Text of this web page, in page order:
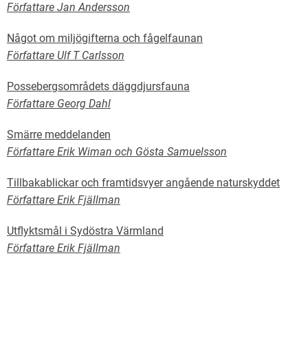
Författare Jan Andersson
Något om miljögifterna och fågelfaunan
Författare Ulf T Carlsson
Possebergsområdets däggdjursfauna
Författare Georg Dahl
Smärre meddelanden
Författare Erik Wiman och Gösta Samuelsson
Tillbakablickar och framtidsvyer angående naturskyddet
Författare Erik Fjällman
Utflyktsmål i Sydöstra Värmland
Författare Erik Fjällman